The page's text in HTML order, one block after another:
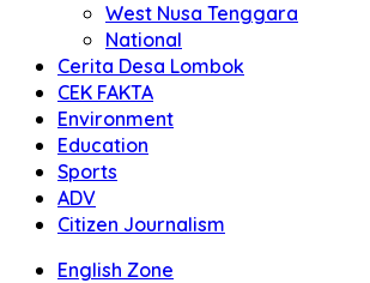
West Nusa Tenggara
National
Cerita Desa Lombok
CEK FAKTA
Environment
Education
Sports
ADV
Citizen Journalism
English Zone